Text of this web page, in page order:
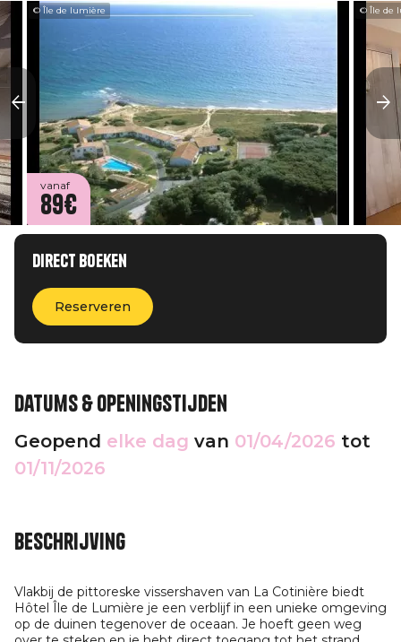
© Île de lumière © Île de
vanaf
89€
Direct boeken
Reserveren
Datums & openingstijden
Geopend elke dag van 01/04/2026 tot
01/11/2026
Beschrijving
Vlakbij de pittoreske vissershaven van La Cotinière biedt
Hôtel Île de Lumière je een verblijf in een unieke omgeving
op de duinen tegenover de oceaan. Je hoeft geen weg